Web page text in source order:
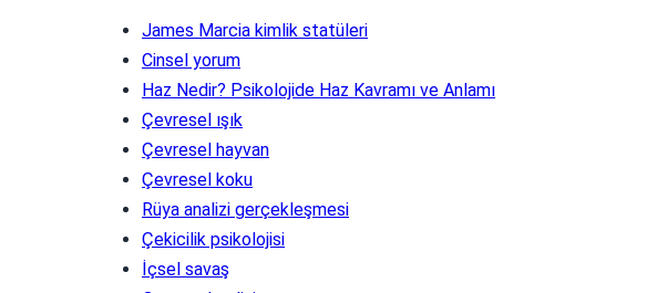
James Marcia kimlik statüleri
Cinsel yorum
Haz Nedir? Psikolojide Haz Kavramı ve Anlamı
Çevresel ışık
Çevresel hayvan
Çevresel koku
Rüya analizi gerçekleşmesi
Çekicilik psikolojisi
İçsel savaş